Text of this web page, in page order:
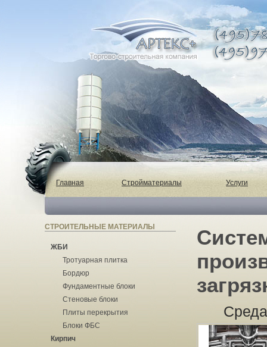
Главная Стройматериалы Услуги
СТРОИТЕЛЬНЫЕ МАТЕРИАЛЫ
ЖБИ
Тротуарная плитка
Бордюр
Фундаментные блоки
Стеновые блоки
Плиты перекрытия
Блоки ФБС
Кирпич